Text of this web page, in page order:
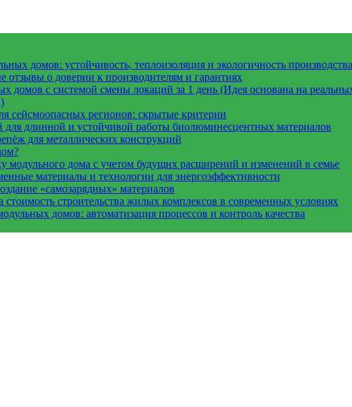
домов: устойчивость, теплоизоляция и экологичность производства
о доверии к производителям и гарантиях
домов с системой смены локаций за 1 день (Идея основана на
сейсмоопасных регионов: скрытые критерии
длинной и устойчивой работы биолюминесцентных материалов
для металлических конструкций
модульного дома с учетом будущих расширений и изменений в семье
материалы и технологии для энергоэффективности
«самозарядных» материалов
стоимость строительства жилых комплексов в современных условиях
домов: автоматизация процессов и контроль качества